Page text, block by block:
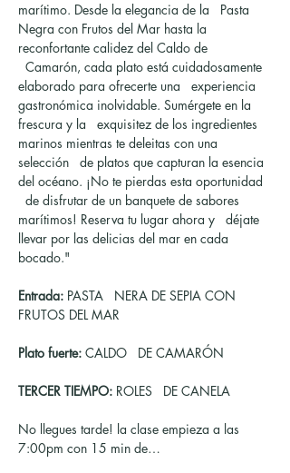
marítimo. Desde la elegancia de la   Pasta
Negra con Frutos del Mar hasta la
reconfortante calidez del Caldo de
Camarón, cada plato está cuidadosamente
elaborado para ofrecerte una   experiencia
gastronómica inolvidable. Sumérgete en la
frescura y la   exquisitez de los ingredientes
marinos mientras te deleitas con una
selección   de platos que capturan la esencia
del océano. ¡No te pierdas esta oportunidad
de disfrutar de un banquete de sabores
marítimos! Reserva tu lugar ahora y   déjate
llevar por las delicias del mar en cada
bocado."
Entrada: PASTA   NERA DE SEPIA CON
FRUTOS DEL MAR
Plato fuerte: CALDO   DE CAMARÓN
TERCER TIEMPO: ROLES   DE CANELA
No llegues tarde! la clase empieza a las
7:00pm con 15 min de…